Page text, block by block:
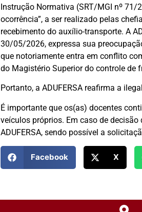
Instrução Normativa (SRT/MGI nº 71/
ocorrência”, a ser realizado pelas
recebimento do auxílio-transporte. A
30/05/2026, expressa sua
que notoriamente entra em conflito
do Magistério Superior do controle de
Portanto, a ADUFERSA reafirma a
É importante que os(as) docentes
veículos próprios. Em caso de
ADUFERSA, sendo possível a
Facebook X